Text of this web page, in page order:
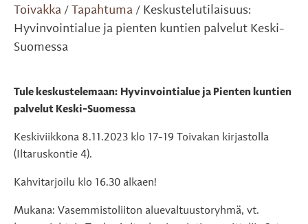
Toivakka / Tapahtuma / Keskustelutilaisuus:
Hyvinvointialue ja pienten kuntien palvelut Keski-
Suomessa
Tule keskustelemaan: Hyvinvointialue ja Pienten kuntien
palvelut Keski-Suomessa
Keskiviikkona 8.11.2023 klo 17-19 Toivakan kirjastolla
(Iltaruskontie 4).
Kahvitarjoilu klo 16.30 alkaen!
Mukana: Vasemmistoliiton aluevaltuustoryhmä, vt.